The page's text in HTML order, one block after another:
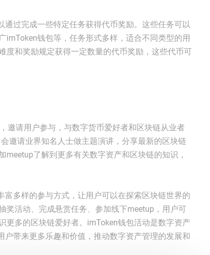
通过完成一些特定任务获得代币奖励。这些任务可以
imToken钱包等，任务形式多样，适合不同类型的用
度和奖励规定获得一定数量的代币奖励，这些代币可
邀请用户参与，与数字货币爱好者和区块链从业者
邀请业界知名人士做主题演讲，分享最新的区块链
了解到更多有关数字资产和区块链的知识，
多样的参与方式，让用户可以在探索区块链世界的
奖活动、完成悬赏任务、参加线下meetup，用户可
更多的区块链爱好者。imToken钱包活动是数字资产
户带来更多乐趣和价值，推动数字资产管理的发展和